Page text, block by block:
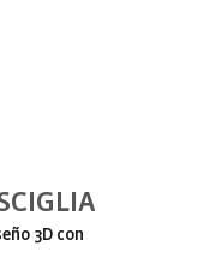
3D con